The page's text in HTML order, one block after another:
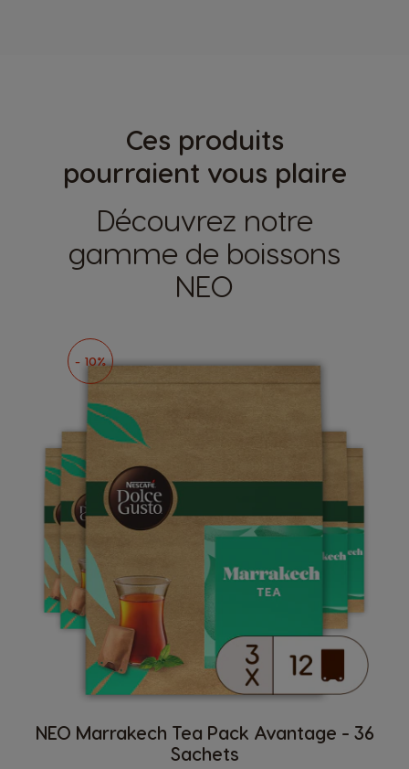
Ces produits
pourraient vous plaire
Découvrez notre
gamme de boissons
NEO
- 10%
NEO Marrakech Tea Pack Avantage - 36
Sachets